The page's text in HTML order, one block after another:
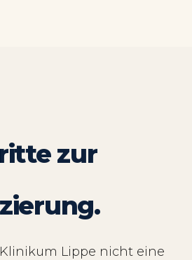
zur
Lippe nicht eine